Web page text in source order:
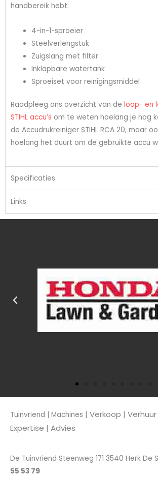
handbereik hebt:
4-in-1-sproeier
Steelverlengstuk
Zuigslang met filter
Inklapbare watertank
Sproeiset voor reinigingsmiddel
Raadpleeg ons overzicht van de loop- en
STIHL accu’s om te weten hoelang je nog
de Accudrukreiniger STIHL RCA 20, maar
hoelang het duurt om de gebruikte accu
Specificaties
Links
Tuinvriend | Machines | Verkoop |
Expertise | Advies
De Tuinvriend Steenweg 171 3540 Herk De
55 53 79